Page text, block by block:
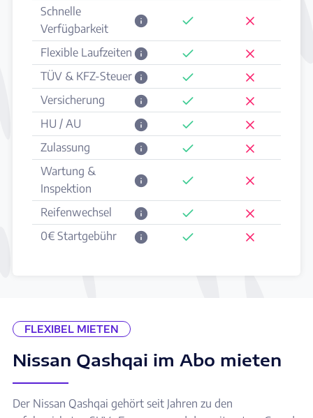
Schnelle
Verfügbarkeit
Flexible Laufzeiten
TÜV & KFZ-Steuer
Versicherung
HU / AU
Zulassung
Wartung &
Inspektion
Reifenwechsel
0€ Startgebühr
FLEXIBEL MIETEN
Nissan Qashqai im Abo mieten
Der Nissan Qashqai gehört seit Jahren zu den